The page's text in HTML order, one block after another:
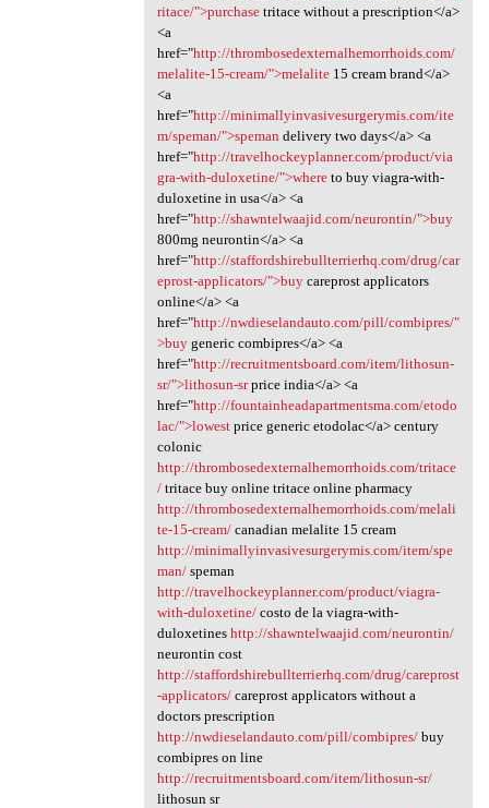
ritace/">purchasetritace without a prescription</a>
<a
href="http://thrombosedexternalhemorrhoids.com/
melalite-15-cream/">melalite15 cream brand</a>
<a
href="http://minimallyinvasivesurgerymis.com/ite
m/speman/">speman delivery two days</a> <a
href="http://travelhockeyplanner.com/product/via
gra-with-duloxetine/">whereto buy viagra-with-
duloxetine in usa</a> <a
href="http://shawntelwaajid.com/neurontin/">buy
800mg neurontin</a> <a
href="http://staffordshirebullterrierhq.com/drug/car
eprost-applicators/">buycareprost applicators
online</a> <a
href="http://nwdieselandauto.com/pill/combipres/"
>buygeneric combipres</a> <a
href="http://recruitmentsboard.com/item/lithosun-
sr/">lithosun-srprice india</a> <a
href="http://fountainheadapartmentsma.com/etodo
lac/">lowestprice generic etodolac</a> century
colonic
http://thrombosedexternalhemorrhoids.com/tritace
/tritace buy online tritace online pharmacy
http://thrombosedexternalhemorrhoids.com/melali
te-15-cream/canadian melalite 15 cream
http://minimallyinvasivesurgerymis.com/item/spe
man/speman
http://travelhockeyplanner.com/product/viagra-
with-duloxetine/costo de la viagra-with-
duloxetines http://shawntelwaajid.com/neurontin/
neurontin cost
http://staffordshirebullterrierhq.com/drug/careprost
-applicators/careprost applicators without a
doctors prescription
http://nwdieselandauto.com/pill/combipres/buy
combipres on line
http://recruitmentsboard.com/item/lithosun-sr/
lithosun sr